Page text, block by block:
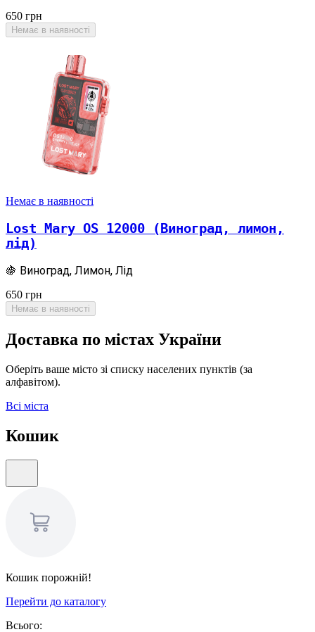
650 грн
Немає в наявності
Немає в наявності
Lost Mary OS 12000 (Виноград, лимон,
лід)
🍇 Виноград, Лимон, Лід
650 грн
Немає в наявності
Доставка по містах України
Оберіть ваше місто зі списку населених пунктів (за
алфавітом).
Всі міста
Кошик
Кошик порожній!
Перейти до каталогу
Всього: